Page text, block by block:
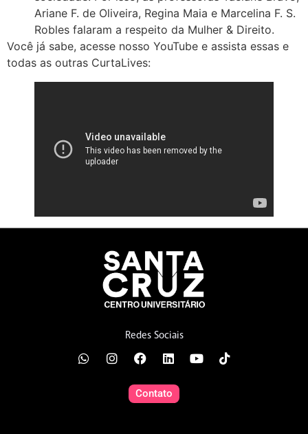
Ariane F. de Oliveira, Regina Maia e Marcelina F. S.
Robles falaram a respeito da Mulher & Direito.
Você já sabe, acesse nosso YouTube e assista essas e
todas as outras CurtaLives:
Redes Sociais
Contato